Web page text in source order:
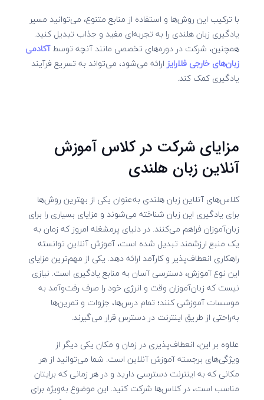
با ترکیب این روش‌ها و استفاده از منابع متنوع، می‌توانید مسیر
یادگیری زبان هلندی را به تجربه‌ای مفید و جذاب تبدیل کنید.
همچنین، شرکت در دوره‌های تخصصی مانند آنچه توسطآکادمی
زبان‌های خارجی فلارایز ارائه می‌شود، می‌تواند به تسریع فرآیند
یادگیری کمک کند.
مزایای شرکت در کلاس آموزش
آنلاین زبان هلندی
کلاس‌های آنلاین زبان هلندی به‌عنوان یکی از بهترین روش‌ها
برای یادگیری این زبان شناخته می‌شوند و مزایای بسیاری را برای
زبان‌آموزان فراهم می‌کنند. در دنیای پرمشغله امروز که زمان به
یک منبع ارزشمند تبدیل شده است، آموزش آنلاین توانسته
راهکاری انعطاف‌پذیر و کارآمد ارائه دهد. یکی از مهم‌ترین مزایای
این نوع آموزش، دسترسی آسان به منابع یادگیری است. نیازی
نیست که زبان‌آموزان وقت و انرژی خود را صرف رفت‌وآمد به
موسسات آموزشی کنند؛ تمام درس‌ها، جزوات و تمرین‌ها
به‌راحتی از طریق اینترنت در دسترس قرار می‌گیرند.
علاوه بر این، انعطاف‌پذیری در زمان و مکان یکی دیگر از
ویژگی‌های برجسته آموزش آنلاین است. شما می‌توانید از هر
مکانی که به اینترنت دسترسی دارید و در هر زمانی که برایتان
مناسب است، در کلاس‌ها شرکت کنید. این موضوع به‌ویژه برای